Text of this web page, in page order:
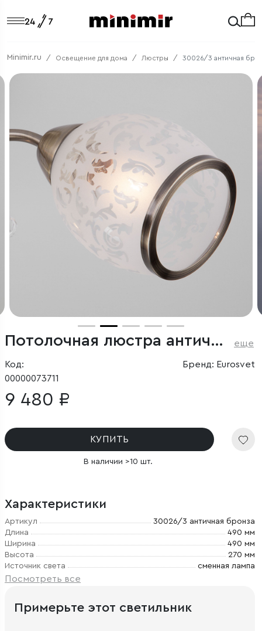
Minimir.ru Освещение для дома Люстры 30026/3 античная
Потолочная люстра античная бронза еще
Код:
00000073711
Бренд: Eurosvet
9 480 ₽
КУПИТЬ
В наличии >10 шт.
Характеристики
Артикул
30026/3 античная бронза
Длина
490 мм
Ширина
490 мм
Высота
270 мм
Источник света
сменная лампа
Посмотреть все
Примерьте этот светильник